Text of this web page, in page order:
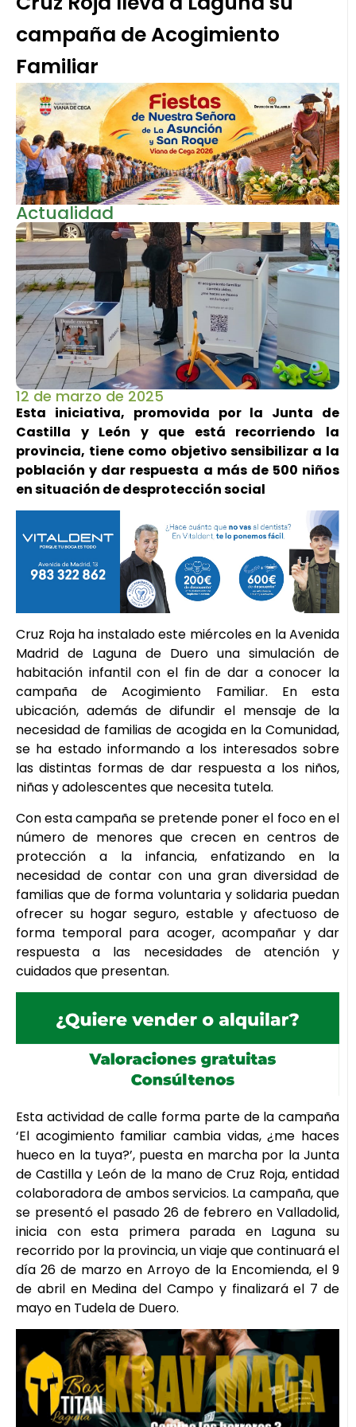
campaña de Acogimiento
Familiar
Actualidad
12 de marzo de 2025
Esta iniciativa, promovida por la Junta de
Castilla y León y que está recorriendo la
provincia, tiene como objetivo sensibilizar a la
población y dar respuesta a más de 500 niños
en situación de desprotección social
Cruz Roja ha instalado este miércoles en la Avenida
Madrid de Laguna de Duero una simulación de
habitación infantil con el fin de dar a conocer la
campaña de Acogimiento Familiar. En esta
ubicación, además de difundir el mensaje de la
necesidad de familias de acogida en la Comunidad,
se ha estado informando a los interesados sobre
las distintas formas de dar respuesta a los niños,
niñas y adolescentes que necesita tutela.
Con esta campaña se pretende poner el foco en el
número de menores que crecen en centros de
protección a la infancia, enfatizando en la
necesidad de contar con una gran diversidad de
familias que de forma voluntaria y solidaria puedan
ofrecer su hogar seguro, estable y afectuoso de
forma temporal para acoger, acompañar y dar
respuesta a las necesidades de atención y
cuidados que presentan.
Esta actividad de calle forma parte de la campaña
‘El acogimiento familiar cambia vidas, ¿me haces
hueco en la tuya?’, puesta en marcha por la Junta
de Castilla y León de la mano de Cruz Roja, entidad
colaboradora de ambos servicios. La campaña, que
se presentó el pasado 26 de febrero en Valladolid,
inicia con esta primera parada en Laguna su
recorrido por la provincia, un viaje que continuará el
día 26 de marzo en Arroyo de la Encomienda, el 9
de abril en Medina del Campo y finalizará el 7 de
mayo en Tudela de Duero.